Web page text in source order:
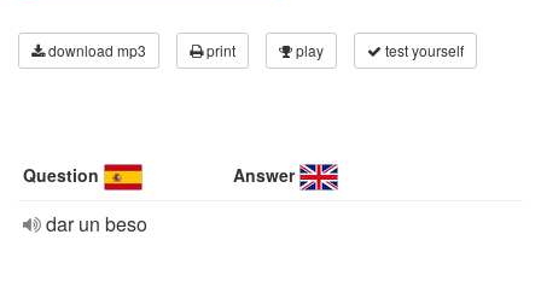
download mp3 print play test yourself
Question Answer
dar un beso